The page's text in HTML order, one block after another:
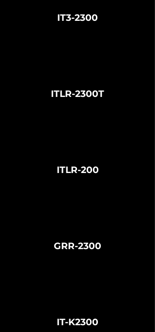
IT3-2300
ITLR-2300T
ITLR-200
GRR-2300
IT-K2300